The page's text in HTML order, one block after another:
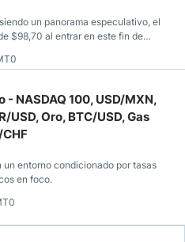
un panorama especulativo, el
$98,70 al entrar en este fin de
promete ofrecer resultados
- NASDAQ 100, USD/MXN,
USD, Oro, BTC/USD, Gas
un entorno condicionado por tasas
en foco.